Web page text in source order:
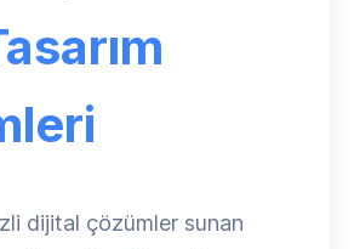
dijital çözümler sunan